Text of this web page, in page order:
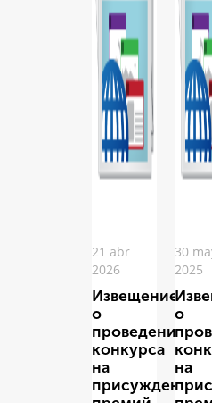
21 abr
2026
Извещение
о
проведении
конкурса
на
присуждение
30
2025
о
на